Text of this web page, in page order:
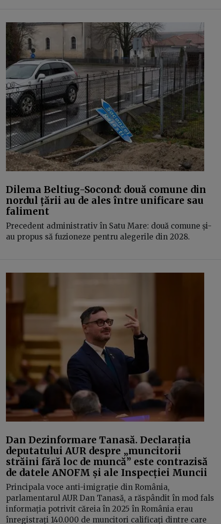
Dilema Beltiug-Socond: două comune din
nordul țării au de ales între unificare sau
faliment
Precedent administrativ în Satu Mare: două comune și-
au propus să fuzioneze pentru alegerile din 2028.
Dan Dezinformare Tanasă. Declarația
deputatului AUR despre „muncitorii
străini fără loc de muncă” este contrazisă
de datele ANOFM și ale Inspecției Muncii
Principala voce anti-imigrație din România,
parlamentarul AUR Dan Tanasă, a răspândit în mod fals
informația potrivit căreia în 2025 în România erau
înregistrați 140.000 de muncitori calificați dintre care